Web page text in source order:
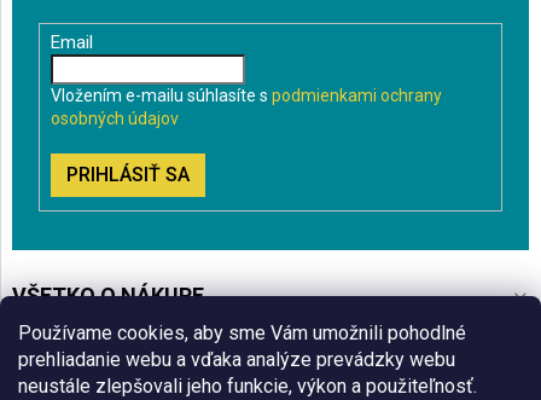
Používame cookies, aby sme Vám umožnili pohodlné
prehliadanie webu a vďaka analýze prevádzky webu
neustále zlepšovali jeho funkcie, výkon a použiteľnosť.
Email
Vložením e-mailu súhlasíte s podmienkami ochrany
osobných údajov
PRIHLÁSIŤ SA
VŠETKO O NÁKUPE
BLOG